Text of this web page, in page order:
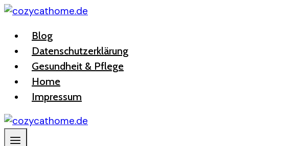
Zum
springenBlog
Datenschutzerklärung
Gesundheit & Pflege
Home
Impressum